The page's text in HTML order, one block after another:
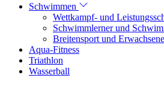
Schwimmen
Wettkampf- und
Schwimmlerner und
Breitensport und
Aqua-Fitness
Triathlon
Wasserball